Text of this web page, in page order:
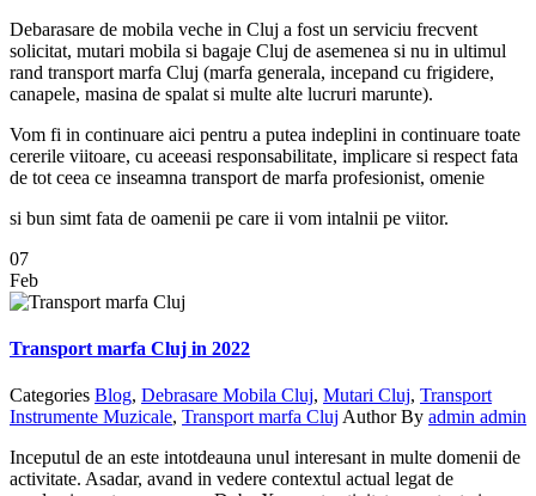
Debarasare de mobila veche in Cluj a fost un serviciu frecvent
solicitat, mutari mobila si bagaje Cluj de asemenea si nu in ultimul
rand transport marfa Cluj (marfa generala, incepand cu frigidere,
canapele, masina de spalat si multe alte lucruri marunte).
Vom fi in continuare aici pentru a putea indeplini in continuare toate
cererile viitoare, cu aceeasi responsabilitate, implicare si respect fata
de tot ceea ce inseamna transport de marfa profesionist, omenie
si bun simt fata de oamenii pe care ii vom intalnii pe viitor.
07
Feb
Transport marfa Cluj in 2022
Categories Blog, Debrasare Mobila Cluj, Mutari Cluj, Transport
Instrumente Muzicale, Transport marfa Cluj AuthorBy admin admin
Inceputul de an este intotdeauna unul interesant in multe domenii de
activitate. Asadar, avand in vedere contextul actual legat de